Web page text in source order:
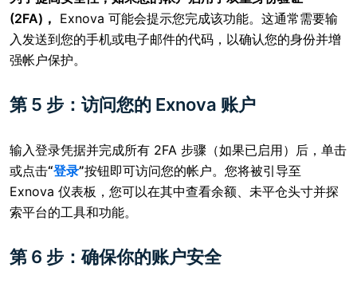
(2FA)， Exnova 可能会提示您完成该功能。这通常需要输
入发送到您的手机或电子邮件的代码，以确认您的身份并增
强帐户保护。
第 5 步：访问您的 Exnova 账户
输入登录凭据并完成所有 2FA 步骤（如果已启用）后，单击
或点击“登录”按钮即可访问您的帐户。您将被引导至
Exnova 仪表板，您可以在其中查看余额、未平仓头寸并探
索平台的工具和功能。
第 6 步：确保你的账户安全